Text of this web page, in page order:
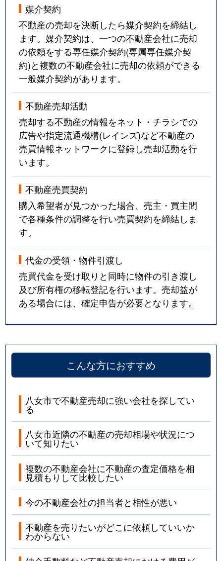
媒介契約
不動産の売却を決断したら媒介契約を締結し
ます。媒介契約は、一つの不動産会社に売却
の依頼をする専任媒介契約(専属専任媒介契
約)と複数の不動産会社に売却の依頼ができる
一般媒介契約があります。
不動産売却活動
売却する不動産の情報をネット・チラシでの
広告や指定流通機構(レインズ)など不動産の
売買情報ネットワークに登録し売却活動を行
います。
不動産売買契約
購入希望者が見つかった場合、売主・買主間
で各種条件の調整を行い売買契約を締結しま
す。
代金の受領・物件引渡し
売買代金を受け取りと同時に物件の引き渡し
及び所有権の移転登記を行います。売却益が
ある場合には、確定申告が必要となります。
こんな方におすすめ
八女市で不動産売却に強い会社を探してい
る
八女市近隣の不動産の売却相場や状況につ
いて知りたい
複数の不動産会社に不動産の査定価格を相
見積もりして比較したい
今の不動産会社の担当者と相性が悪い
不動産を売りたいがどこに依頼していいか
わからない